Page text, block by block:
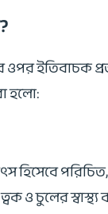
ওপর
হলো:
হিসেবে
ও চুলের